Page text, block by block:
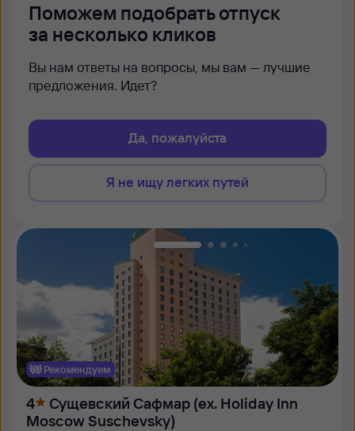
Поможем подобрать отпуск
за несколько кликов
Вы нам ответы на вопросы, мы вам — лучшие
предложения. Идет?
Да, пожалуйста
Я не ищу легких путей
Рекомендуем
4
Сущевский Сафмар (ex. Holiday Inn
Moscow Suschevsky)